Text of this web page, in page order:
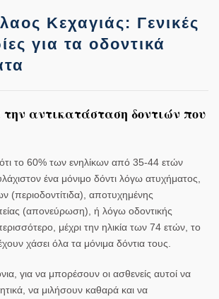
Κεχαγιάς: Γενικές
για τα οδοντικά
αντικατάσταση δοντιών που
ότι το 60% των ενηλίκων από 35-44 ετών
ένα μόνιμο δόντι λόγω ατυχήματος,
(περιοδοντίτιδα), αποτυχημένης
(απονεύρωση), ή λόγω οδοντικής
μέχρι την ηλικία των 74 ετών, το
χάσει όλα τα μόνιμα δόντια τους.
για να μπορέσουν οι ασθενείς αυτοί να
να μιλήσουν καθαρά και να